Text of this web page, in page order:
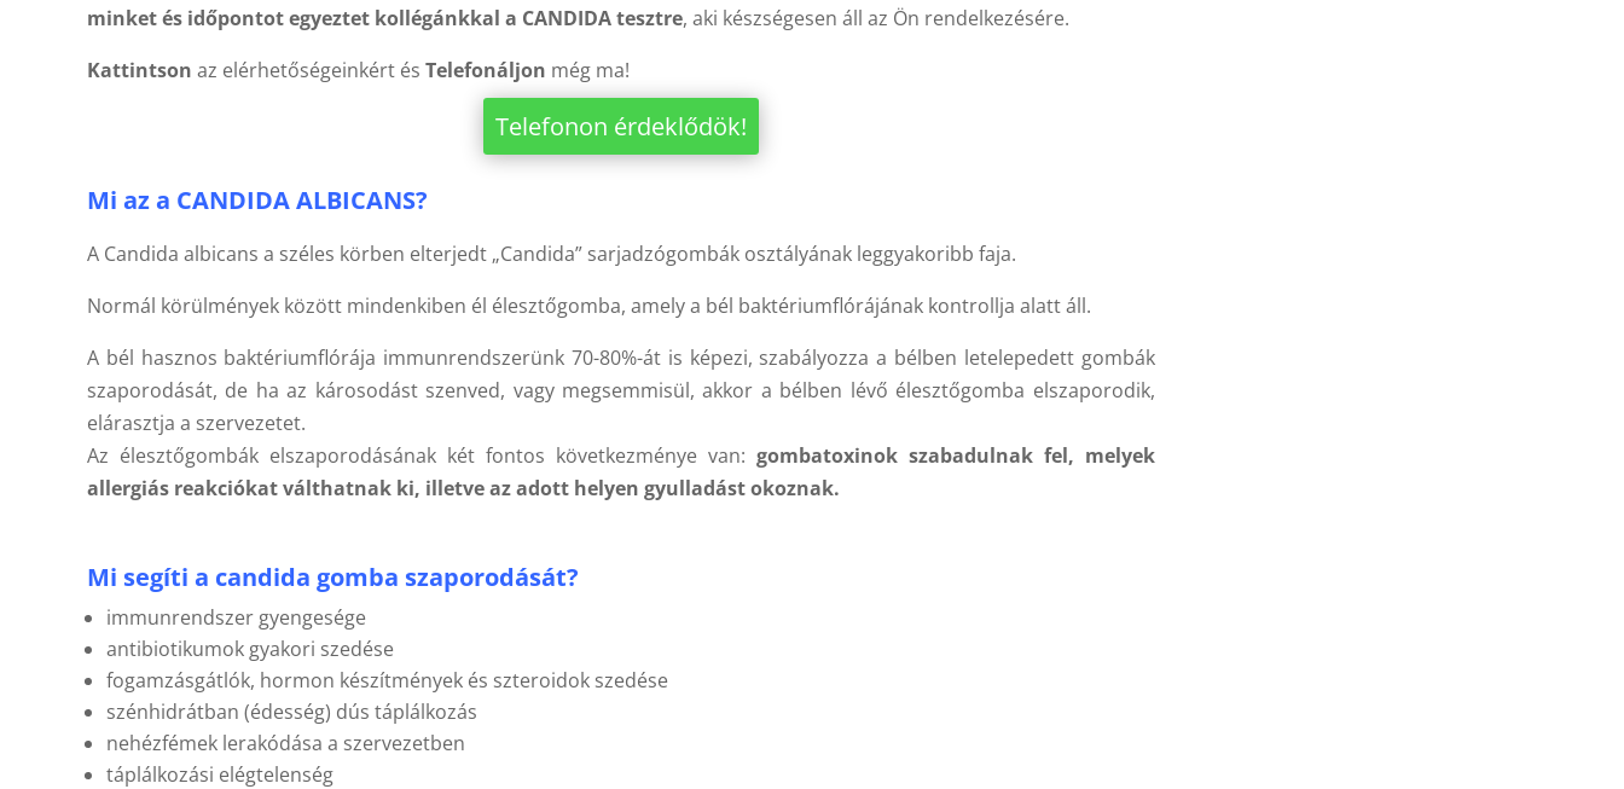
minket és időpontot egyeztet kollégánkkal a CANDIDA tesztre, aki készségesen áll az Ön rendelkezésére.
Kattintson az elérhetőségeinkért és Telefonáljon még ma!
Telefonon érdeklődök!
Mi az a CANDIDA ALBICANS?
A Candida albicans a széles körben elterjedt „Candida” sarjadzógombák osztályának leggyakoribb faja.
Normál körülmények között mindenkiben él élesztőgomba, amely a bél baktériumflórájának kontrollja alatt áll.
A bél hasznos baktériumflórája immunrendszerünk 70-80%-át is képezi, szabályozza a bélben letelepedett gombák
szaporodását, de ha az károsodást szenved, vagy megsemmisül, akkor a bélben lévő élesztőgomba elszaporodik,
elárasztja a szervezetet.
Az élesztőgombák elszaporodásának két fontos következménye van: gombatoxinok szabadulnak fel, melyek
allergiás reakciókat válthatnak ki, illetve az adott helyen gyulladást okoznak.
Mi segíti a candida gomba szaporodását?
immunrendszer gyengesége
antibiotikumok gyakori szedése
fogamzásgátlók, hormon készítmények és szteroidok szedése
szénhidrátban (édesség) dús táplálkozás
nehézfémek lerakódása a szervezetben
táplálkozási elégtelenség